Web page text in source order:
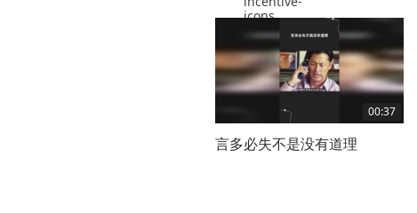
00:37
言多必失不是没有道理